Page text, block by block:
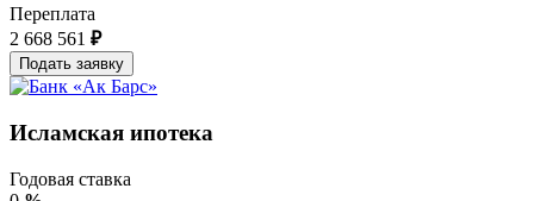
Переплата
2 668 561 ₽
Исламская ипотека
Годовая ставка